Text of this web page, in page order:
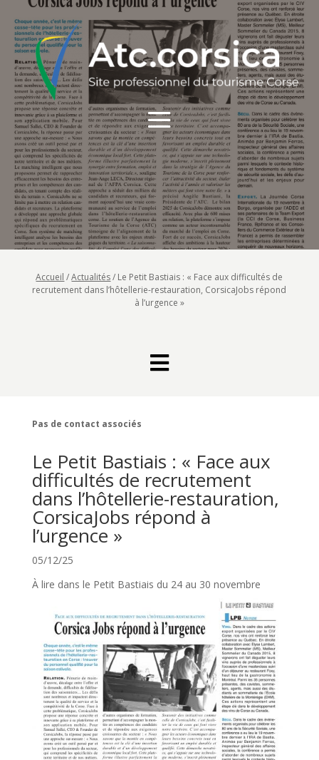
Accueil /Actualités/ Le Petit Bastiais : « Face aux difficultés de
recrutement dans l’hôtellerie-restauration, CorsicaJobs répond
à l’urgence »

Pas de contact associés
Le Petit Bastiais : « Face aux
difficultés de recrutement
dans l’hôtellerie-restauration,
CorsicaJobs répond à
l’urgence »
05/12/25
À lire dans le Petit Bastiais du 24 au 30 novembre